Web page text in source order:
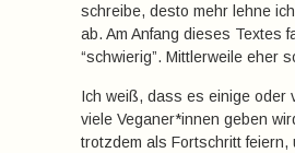
schreibe, desto mehr lehne
ab. Am Anfang dieses Textes
“schwierig”. Mittlerweile eher
Ich weiß, dass es einige oder
viele Veganer*innen geben
trotzdem als Fortschritt feiern,